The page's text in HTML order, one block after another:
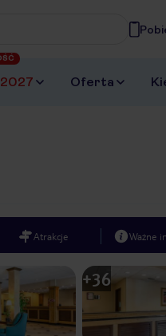
której szukasz
Oferta
Atrakcje Ważne
+36